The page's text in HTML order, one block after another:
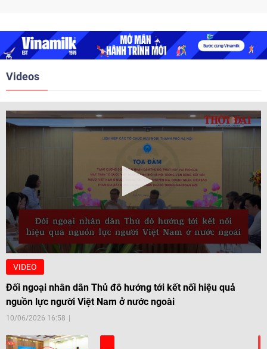
Nhìn vào thực tiễn, yêu cầu ấy đang từng bước được cụ thể
hóa.
Videos
VIDEO
Đối ngoại nhân dân Thủ đô hướng tới kết nối hiệu quả
nguồn lực người Việt Nam ở nước ngoài
10/06/2026 16:58